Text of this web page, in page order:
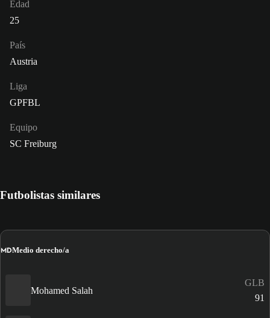
Edad
25
País
Austria
Liga
GPFBL
Equipo
SC Freiburg
Futbolistas similares
MDMedio derecho/a
Mohamed Salah
GLB
91